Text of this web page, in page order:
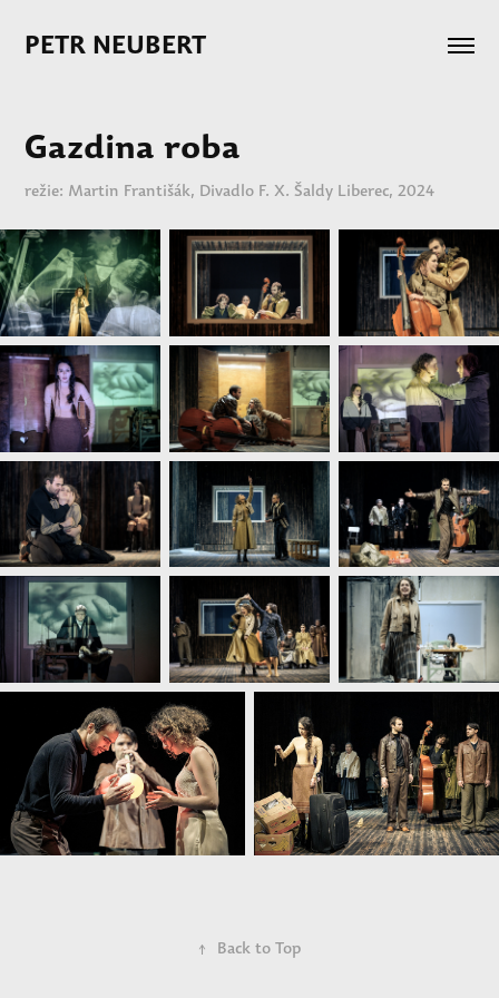
PETR NEUBERT
Gazdina roba
režie: Martin Františák, Divadlo F. X. Šaldy Liberec, 2024
↑ Back to Top